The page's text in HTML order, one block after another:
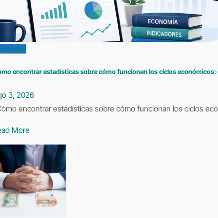
encontrar estadísticas sobre cómo funcionan los ciclos
3, 2026
encontrar estadísticas sobre cómo funcionan los ciclos
More